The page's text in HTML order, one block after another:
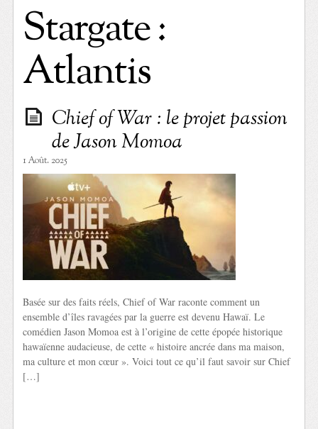
Stargate :
Atlantis
Chief of War : le projet passion
de Jason Momoa
1 Août. 2025
Basée sur des faits réels, Chief of War raconte comment un
ensemble d’îles ravagées par la guerre est devenu Hawaï. Le
comédien Jason Momoa est à l’origine de cette épopée historique
hawaïenne audacieuse, de cette « histoire ancrée dans ma maison,
ma culture et mon cœur ». Voici tout ce qu’il faut savoir sur Chief
[…]